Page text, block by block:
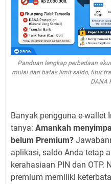
Panduan lengkap perbedaan
mulai dari batas limit saldo, fitur
DANA
Banyak pengguna e-wallet
tanya: Amankah
belum Premium?
aplikasi, saldo Anda tetap
kerahasiaan PIN dan OTP.
premium memiliki